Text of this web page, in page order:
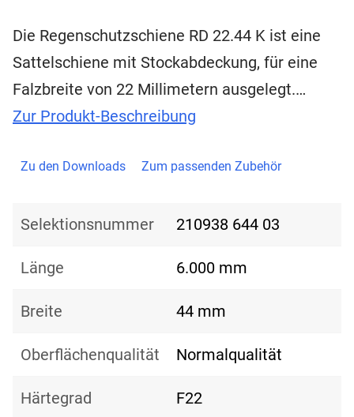
Die Regenschutzschiene RD 22.44 K ist eine
Sattelschiene mit Stockabdeckung, für eine
Falzbreite von 22 Millimetern ausgelegt.…
Zur Produkt-Beschreibung
Zu den Downloads Zum passenden Zubehör
Selektionsnummer 210938 644 03
Länge 6.000 mm
Breite 44 mm
Oberflächenqualität Normalqualität
Härtegrad F22